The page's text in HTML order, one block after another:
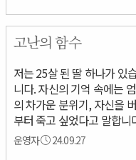
고난의 함수
저는 25살 된 딸 하나가 있
니다. 자신의 기억 속에는
의 차가운 분위기, 자신을
부터 죽고 싶었다고 말합
운영자 24.09.27